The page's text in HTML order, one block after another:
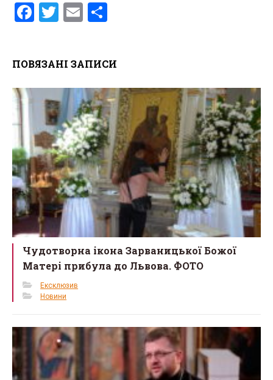
F
b
o
k
T
er
E
e
ПОВЯЗАНІ ЗАПИСИ
Чудотворна ікона Зарваницької Божої
Матері прибула до Львова. ФОТО
Ексклюзив
Новини